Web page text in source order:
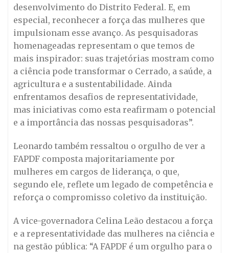
desenvolvimento do Distrito Federal. E, em
especial, reconhecer a força das mulheres que
impulsionam esse avanço. As pesquisadoras
homenageadas representam o que temos de
mais inspirador: suas trajetórias mostram como
a ciência pode transformar o Cerrado, a saúde, a
agricultura e a sustentabilidade. Ainda
enfrentamos desafios de representatividade,
mas iniciativas como esta reafirmam o potencial
e a importância das nossas pesquisadoras”.
Leonardo também ressaltou o orgulho de ver a
FAPDF composta majoritariamente por
mulheres em cargos de liderança, o que,
segundo ele, reflete um legado de competência e
reforça o compromisso coletivo da instituição.
A vice-governadora Celina Leão destacou a força
e a representatividade das mulheres na ciência e
na gestão pública: “A FAPDF é um orgulho para o